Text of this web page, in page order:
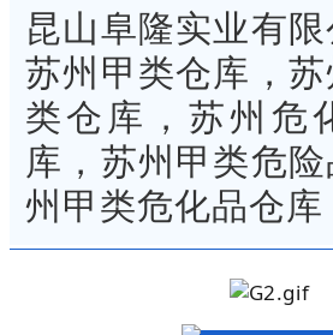
昆山阜隆实业有限
苏州甲类仓库，
类仓库，苏州危
库，苏州甲类危
州甲类危化品仓库